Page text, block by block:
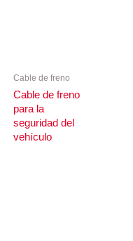
Cable de freno
Cable de freno
para la
seguridad del
vehículo